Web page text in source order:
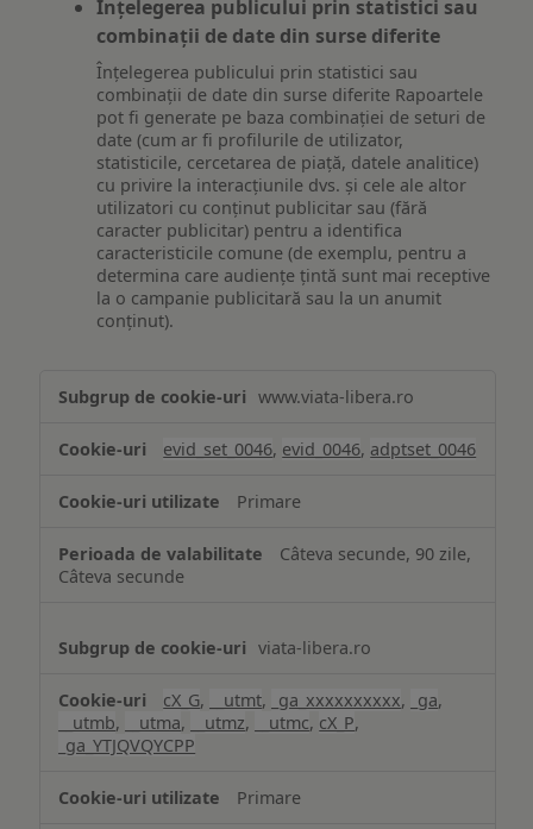
Înțelegerea publicului prin statistici sau
combinații de date din surse diferite
Înțelegerea publicului prin statistici sau
combinații de date din surse diferite Rapoartele
pot fi generate pe baza combinației de seturi de
date (cum ar fi profilurile de utilizator,
statisticile, cercetarea de piață, datele analitice)
cu privire la interacțiunile dvs. și cele ale altor
utilizatori cu conținut publicitar sau (fără
caracter publicitar) pentru a identifica
caracteristicile comune (de exemplu, pentru a
determina care audiențe țintă sunt mai receptive
la o campanie publicitară sau la un anumit
conținut).
www.viata-libera.ro
evid_set_0046, evid_0046, adptset_0046
Primare
Câteva secunde, 90 zile,
Câteva secunde
viata-libera.ro
cX_G, __utmt, _ga_xxxxxxxxxx, _ga,
__utmb, __utma, __utmz, __utmc, cX_P,
_ga_YTJQVQYCPP
Primare